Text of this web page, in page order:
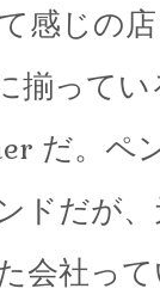
感じの
揃って
だ。ペ
ドだが
会社っ